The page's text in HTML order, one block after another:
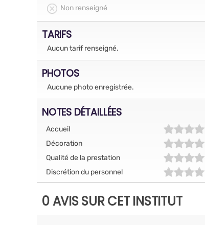
Non renseigné
TARIFS
Aucun tarif renseigné.
PHOTOS
Aucune photo enregistrée.
NOTES DÉTAILLÉES
Accueil
Décoration
Qualité de la prestation
Discrétion du personnel
0 AVIS SUR CET INSTITUT